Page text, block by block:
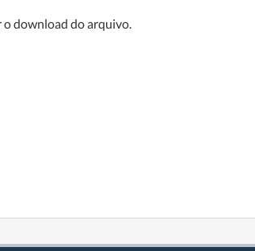
o download do arquivo.